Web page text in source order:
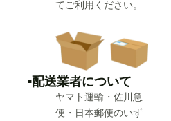
てご利用ください。
▪️配送業者について
ヤマト運輸・佐川急
便・日本郵便のいず